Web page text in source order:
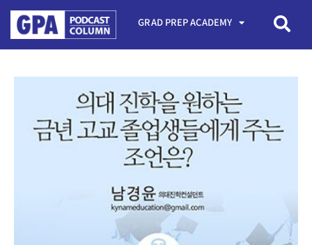
GRAD PREP ACADEMY